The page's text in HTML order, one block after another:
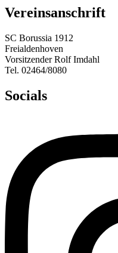
Vereinsanschrift
SC Borussia 1912
Freialdenhoven
Vorsitzender Rolf Imdahl
Tel. 02464/8080
Socials